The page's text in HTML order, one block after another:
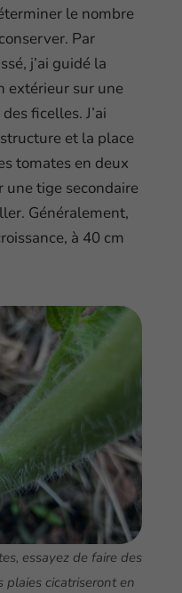
le nombre
Par
j’ai guidé la
extérieur sur une
ficelles. J’ai
et la place
tomates en deux
une tige secondaire
Généralement,
à 40 cm
essayez de faire des
plaies cicatriseront en